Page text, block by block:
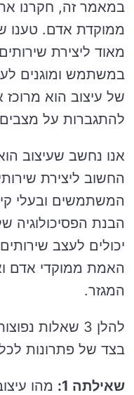
במאמר זה, חקרנו את
ממוקדת אדם. טענו
מאוד ליצירת
במשתמש ומוגנים
של עיצוב הוא מרוכז
להתגברות על מצבים
אנו נחשב שעיצוב
החשוב ליצירת
המשתמשים ובעלי
הבנת הפסיכולוגיה
יכולים לעצב
האמת ממוקדי אדם
המגזר.
להלן 3 שאלות
בצד של פתרונות
שאילתה 1: מהו